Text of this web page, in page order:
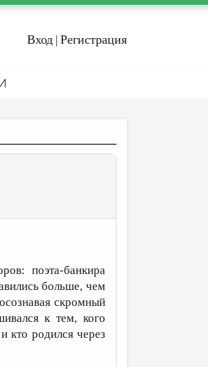
Вход | Регистрация
поэта-банкира
больше, чем
скромный
к тем, кого
кто родился через